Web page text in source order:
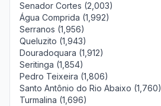
Senador Cortes (2,003)
Água Comprida (1,992)
Serranos (1,956)
Queluzito (1,943)
Douradoquara (1,912)
Seritinga (1,854)
Pedro Teixeira (1,806)
Santo Antônio do Rio Abaixo (1,760)
Turmalina (1,696)